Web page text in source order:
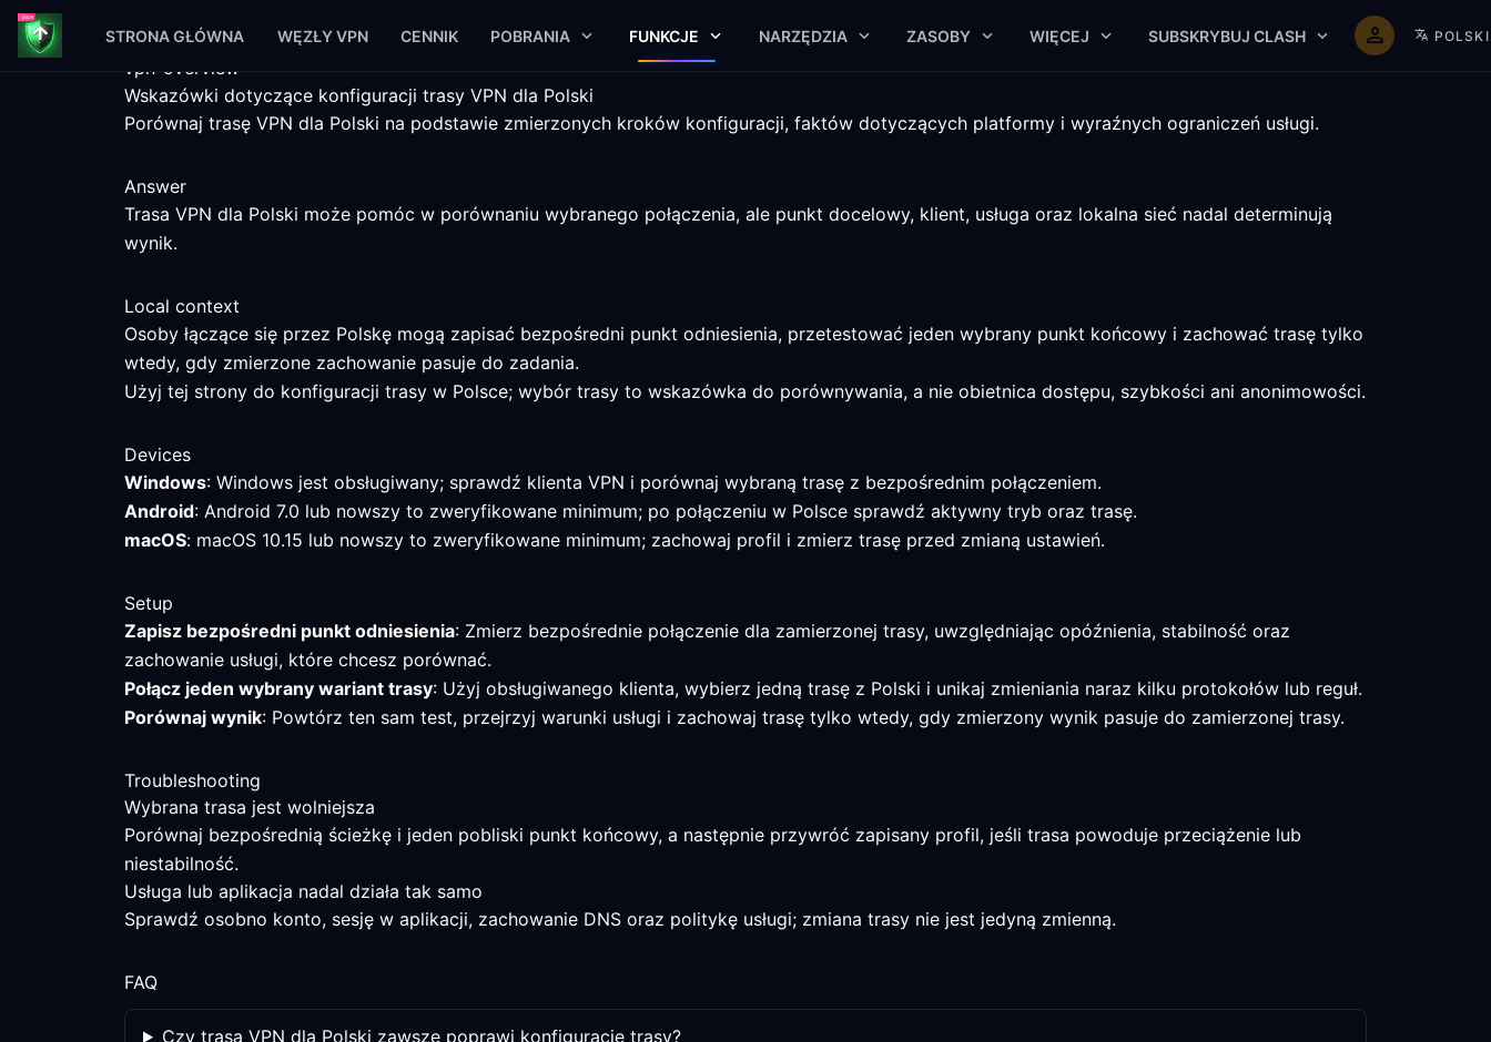
STRONA GŁÓWNA WĘZŁY VPN CENNIK POBRANIA FUNKCJE NARZĘDZIA ZASOBY WIĘCEJ SUBSKRYBUJ CLASH POLSKI
vpn-overview
Wskazówki dotyczące konfiguracji trasy VPN dla Polski
Porównaj trasę VPN dla Polski na podstawie zmierzonych kroków konfiguracji, faktów dotyczących platformy i wyraźnych ograniczeń usługi.
Answer
Trasa VPN dla Polski może pomóc w porównaniu wybranego połączenia, ale punkt docelowy, klient, usługa oraz lokalna sieć nadal determinują
wynik.
Local context
Osoby łączące się przez Polskę mogą zapisać bezpośredni punkt odniesienia, przetestować jeden wybrany punkt końcowy i zachować trasę tylko
wtedy, gdy zmierzone zachowanie pasuje do zadania.
Użyj tej strony do konfiguracji trasy w Polsce; wybór trasy to wskazówka do porównywania, a nie obietnica dostępu, szybkości ani anonimowości.
Devices
Windows: Windows jest obsługiwany; sprawdź klienta VPN i porównaj wybraną trasę z bezpośrednim połączeniem.
Android: Android 7.0 lub nowszy to zweryfikowane minimum; po połączeniu w Polsce sprawdź aktywny tryb oraz trasę.
macOS: macOS 10.15 lub nowszy to zweryfikowane minimum; zachowaj profil i zmierz trasę przed zmianą ustawień.
Setup
Zapisz bezpośredni punkt odniesienia: Zmierz bezpośrednie połączenie dla zamierzonej trasy, uwzględniając opóźnienia, stabilność oraz
zachowanie usługi, które chcesz porównać.
Połącz jeden wybrany wariant trasy: Użyj obsługiwanego klienta, wybierz jedną trasę z Polski i unikaj zmieniania naraz kilku protokołów lub reguł.
Porównaj wynik: Powtórz ten sam test, przejrzyj warunki usługi i zachowaj trasę tylko wtedy, gdy zmierzony wynik pasuje do zamierzonej trasy.
Troubleshooting
Wybrana trasa jest wolniejsza
Porównaj bezpośrednią ścieżkę i jeden pobliski punkt końcowy, a następnie przywróć zapisany profil, jeśli trasa powoduje przeciążenie lub
niestabilność.
Usługa lub aplikacja nadal działa tak samo
Sprawdź osobno konto, sesję w aplikacji, zachowanie DNS oraz politykę usługi; zmiana trasy nie jest jedyną zmienną.
FAQ
Czy trasa VPN dla Polski zawsze poprawi konfigurację trasy?